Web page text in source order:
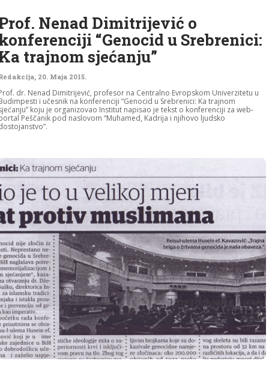
Nenad Dimitrijević o
“Genocid u Srebrenici:
trajnom sjećanju”
, 20. Maja 2015.
dr. Nenad Dimitrijević, profesor na Centralno Evropskom Univerzitetu u
i učesnik na konferenciji “Genocid u Srebrenici: Ka trajnom
koju je organizovao Institut napisao je tekst o konferenciji za web-
Peščanik pod naslovom “Muhamed, Kadrija i njihovo ljudsko